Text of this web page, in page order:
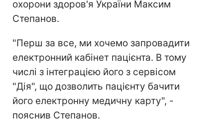
охорони здоров'я України Максим
Степанов.
"Перш за все, ми хочемо запровадити
електронний кабінет пацієнта. В тому
числі з інтеграцією його з сервісом
"Дія", що дозволить пацієнту бачити
його електронну медичну карту", -
пояснив Степанов.